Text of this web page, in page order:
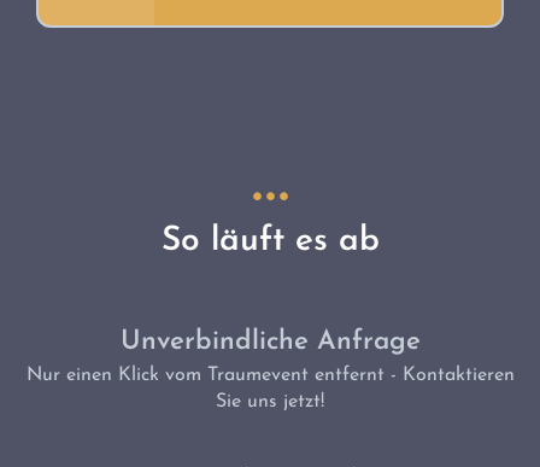
So läuft es ab
Unverbindliche Anfrage
Nur einen Klick vom Traumevent entfernt - Kontaktieren
Sie uns jetzt!